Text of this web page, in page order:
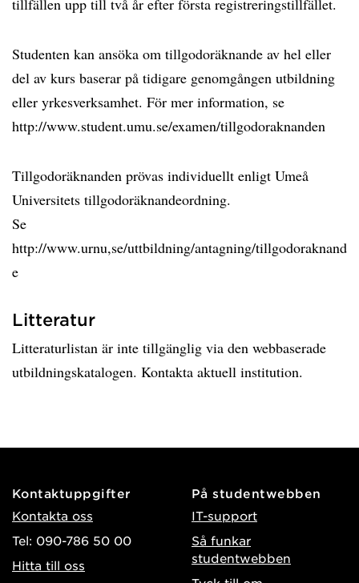
tillfällen upp till två år efter första registreringstillfället.
Studenten kan ansöka om tillgodoräknande av hel eller
del av kurs baserar på tidigare genomgången utbildning
eller yrkesverksamhet. För mer information, se
http://www.student.umu.se/examen/tillgodoraknanden
Tillgodoräknanden prövas individuellt enligt Umeå
Universitets tillgodoräknandeordning.
Se
http://www.urnu,se/uttbildning/antagning/tillgodoraknand
e
Litteratur
Litteraturlistan är inte tillgänglig via den webbaserade
utbildningskatalogen. Kontakta aktuell institution.
Kontaktuppgifter
Kontakta oss
Tel: 090-786 50 00
Hitta till oss
På studentwebben
IT-support
Så funkar
studentwebben